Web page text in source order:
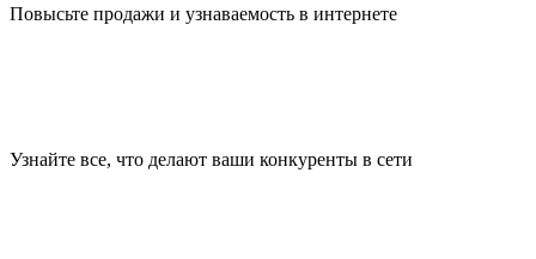
Повысьте продажи и узнаваемость в интернете
Узнайте все, что делают ваши конкуренты в сети